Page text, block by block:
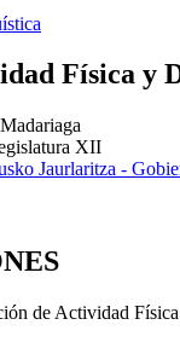
Física y
XII
Jaurlaritza -
de Actividad